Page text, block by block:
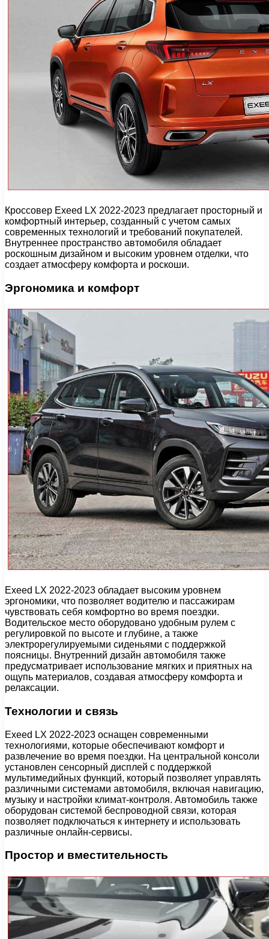
Кроссовер Exeed LX 2022-2023 предлагает просторный и
комфортный интерьер, созданный с учетом самых
современных технологий и требований покупателей.
Внутреннее пространство автомобиля обладает
роскошным дизайном и высоким уровнем отделки, что
создает атмосферу комфорта и роскоши.
Эргономика и комфорт
Exeed LX 2022-2023 обладает высоким уровнем
эргономики, что позволяет водителю и пассажирам
чувствовать себя комфортно во время поездки.
Водительское место оборудовано удобным рулем с
регулировкой по высоте и глубине, а также
электрорегулируемыми сиденьями с поддержкой
поясницы. Внутренний дизайн автомобиля также
предусматривает использование мягких и приятных на
ощупь материалов, создавая атмосферу комфорта и
релаксации.
Технологии и связь
Exeed LX 2022-2023 оснащен современными
технологиями, которые обеспечивают комфорт и
развлечение во время поездки. На центральной консоли
установлен сенсорный дисплей с поддержкой
мультимедийных функций, который позволяет управлять
различными системами автомобиля, включая навигацию,
музыку и настройки климат-контроля. Автомобиль также
оборудован системой беспроводной связи, которая
позволяет подключаться к интернету и использовать
различные онлайн-сервисы.
Простор и вместительность